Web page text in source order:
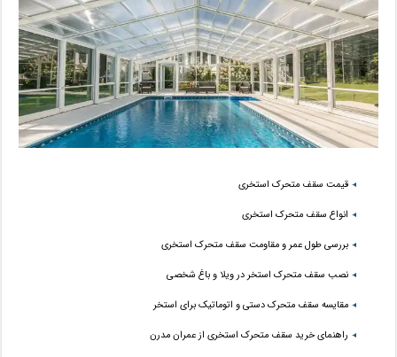
قیمت سقف متحرک استخری
انواع سقف متحرک استخری
بررسی طول عمر و مقاومت سقف متحرک استخری
نصب سقف متحرک استخر در ویلا و باغ شخصی
مقایسه سقف متحرک دستی و اتوماتیک برای استخر
راهنمای خرید سقف متحرک استخری از عمران مدرن